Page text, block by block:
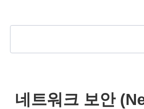
네트워크 보안